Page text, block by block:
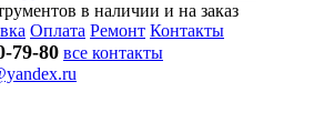
в наличии и на заказ
Оплата Ремонт Контакты
79-80 все контакты